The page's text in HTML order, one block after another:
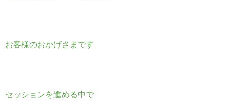
お客様のおかげさまです
セッションを進める中で